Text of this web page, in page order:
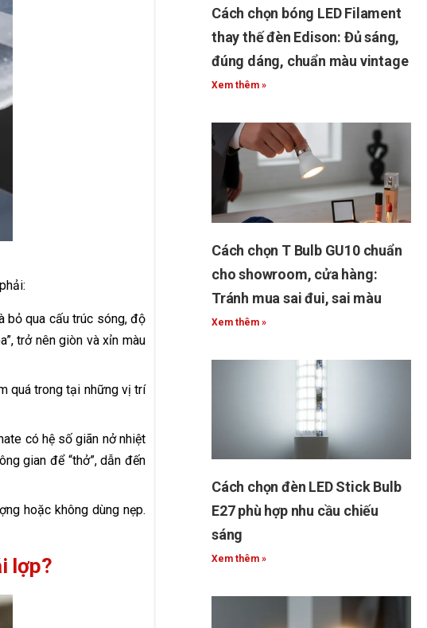
bỏ qua cấu trúc sóng, độ
trở nên giòn và xỉn màu
quá trong tại những vị trí
có hệ số giãn nở nhiệt
gian để “thở”, dẫn đến
hoặc không dùng nẹp.
lợp?
Cách chọn bóng LED Filament
thay thế đèn Edison: Đủ sáng,
đúng dáng, chuẩn màu vintage
Xem thêm »
Cách chọn T Bulb GU10 chuẩn
cho showroom, cửa hàng:
Tránh mua sai đui, sai màu
Xem thêm »
Cách chọn đèn LED Stick Bulb
E27 phù hợp nhu cầu chiếu
sáng
Xem thêm »